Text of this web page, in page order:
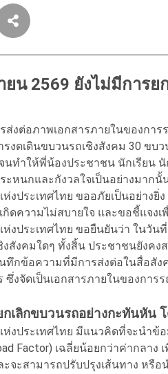
ยน 2569 ยังไม่มีการย
ส่งต่อภาพเอกสารภายในของกา
รงดเดินขบวนรถเชิงสังคม 30 ขบ
นทำให้พี่น้องประชาชน นักเรียน
ะหนกและกังวลใจเป็นอย่างมากนั้
ห่งประเทศไทย ขออภัยเป็นอย่าง
กิดความไม่สบายใจ และขอชี้แจง
ห่งประเทศไทย ขอยืนยันว่า ในวัน
สังคมใดๆ ทั้งสิ้น ประชาชนยังคง
ทึกข้อความที่มีการส่งต่อในสื่อสัง
ซึ่งจัดเป็นเอกสารภายในของกา
กเลิกขบวนรถอย่างกะทันหัน
ห่งประเทศไทย มีแนวคิดที่จะนำข้
Factor) เฉลี่ยน้อยกว่าค่ากลา
ะจะสามารถปรับปรุงเส้นทาง หรื